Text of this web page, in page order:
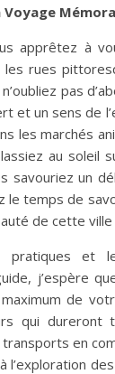
Voyage
apprêtez à
rues
pas
et un sens de
les marchés
au soleil
savouriez un
le temps de
de cette
pratiques et
j’espère
de
qui dureront
en
l’exploration